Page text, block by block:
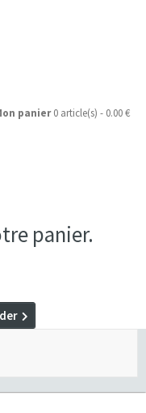
panier 0 article(s) - 0.00 €
panier.